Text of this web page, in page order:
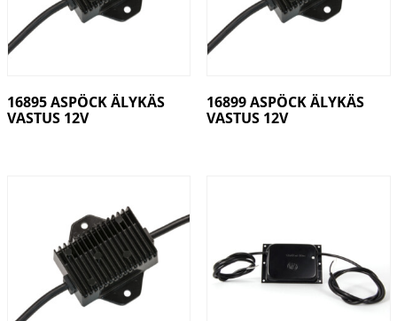
16895 ASPÖCK ÄLYKÄS
VASTUS 12V
16899 ASPÖCK ÄLYKÄS
VASTUS 12V